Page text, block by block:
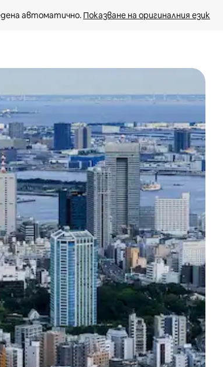
автоматично. Показване на оригиналния език
и надолу или навигирайте с докосване или